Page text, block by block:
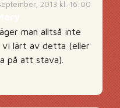
2013 kl. 16:00
man alltså inte
vi lärt av detta (eller
på att stava).